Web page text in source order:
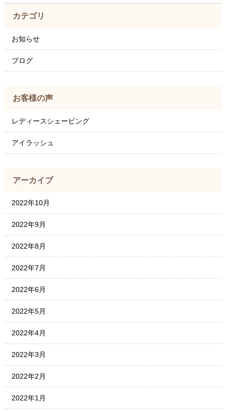
カテゴリ
お知らせ
ブログ
お客様の声
レディースシェービング
アイラッシュ
アーカイブ
2022年10月
2022年9月
2022年8月
2022年7月
2022年6月
2022年5月
2022年4月
2022年3月
2022年2月
2022年1月